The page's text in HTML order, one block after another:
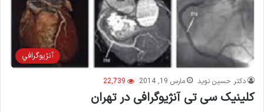
آنژيوگرافي
دکتر حسین نوید مارس 19, 2014 22,739
کلینیک سی تی آنژیوگرافی در تهران